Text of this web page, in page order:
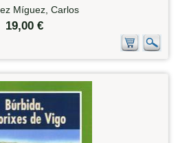
Míguez, Carlos
19,00 €